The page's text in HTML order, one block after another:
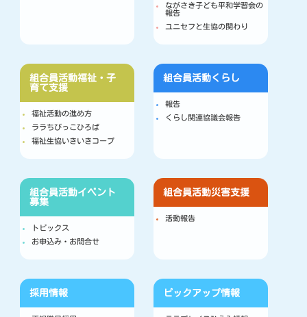
ながさき子ども平和学習会の
報告
ユニセフと生協の関わり
組合員活動福祉・子
育て支援
福祉活動の進め方
ララちびっこひろば
福祉生協いきいきコープ
組合員活動くらし
報告
くらし関連協議会報告
組合員活動イベント
募集
トピックス
お申込み・お問合せ
組合員活動災害支援
活動報告
採用情報 ピックアップ情報